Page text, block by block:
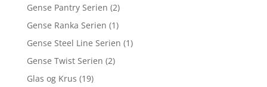
Gense Pantry Serien (2)
Gense Ranka Serien (1)
Gense Steel Line Serien (1)
Gense Twist Serien (2)
Glas og Krus (19)